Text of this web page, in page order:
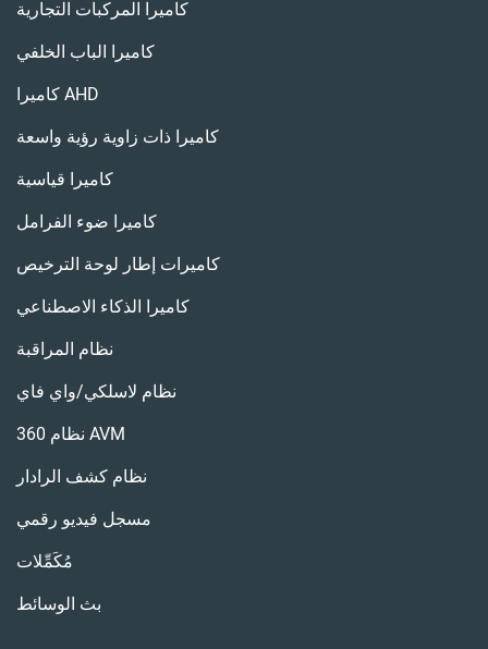
كاميرا المركبات التجارية
كاميرا الباب الخلفي
كاميرا AHD
كاميرا ذات زاوية رؤية واسعة
كاميرا قياسية
كاميرا ضوء الفرامل
كاميرات إطار لوحة الترخيص
كاميرا الذكاء الاصطناعي
نظام المراقبة
نظام لاسلكي/واي فاي
نظام 360 AVM
نظام كشف الرادار
مسجل فيديو رقمي
مُكَمِّلات
بث الوسائط